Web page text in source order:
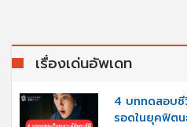
เรื่องเด่นอัพเดท
4 บททดสอบชี
รอดในยุคฟิตน